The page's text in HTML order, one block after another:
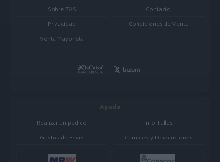
Sobre ZAS
Contacto
Privacidad
Condiciones de Venta
Venta Mayorista
Ayuda
Realizar un pedido
Info Tallas
Gastos de Envio
Cambios y Devoluciones